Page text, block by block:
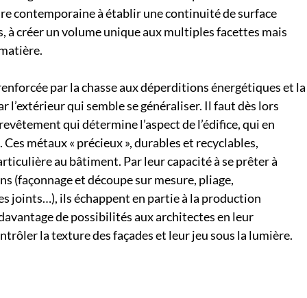
contemporaine à établir une continuité de surface
à créer un volume unique aux multiples facettes mais
par la chasse aux déperditions énergétiques et la
l’extérieur qui semble se généraliser. Il faut dès lors
qui détermine l’aspect de l’édifice, qui en
métaux « précieux », durables et recyclables,
au bâtiment. Par leur capacité à se prêter à
(façonnage et découpe sur mesure, pliage,
joints…), ils échappent en partie à la production
de possibilités aux architectes en leur
la texture des façades et leur jeu sous la lumière.